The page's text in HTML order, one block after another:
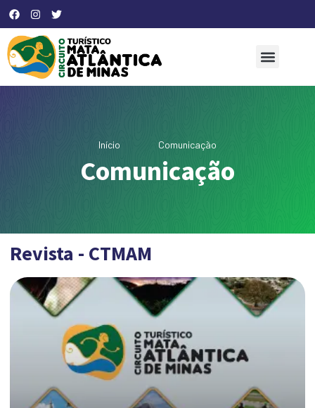
Início Comunicação
Comunicação
Revista - CTMAM